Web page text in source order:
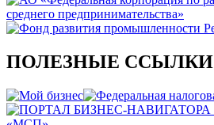
ПОЛЕЗНЫЕ ССЫЛКИ